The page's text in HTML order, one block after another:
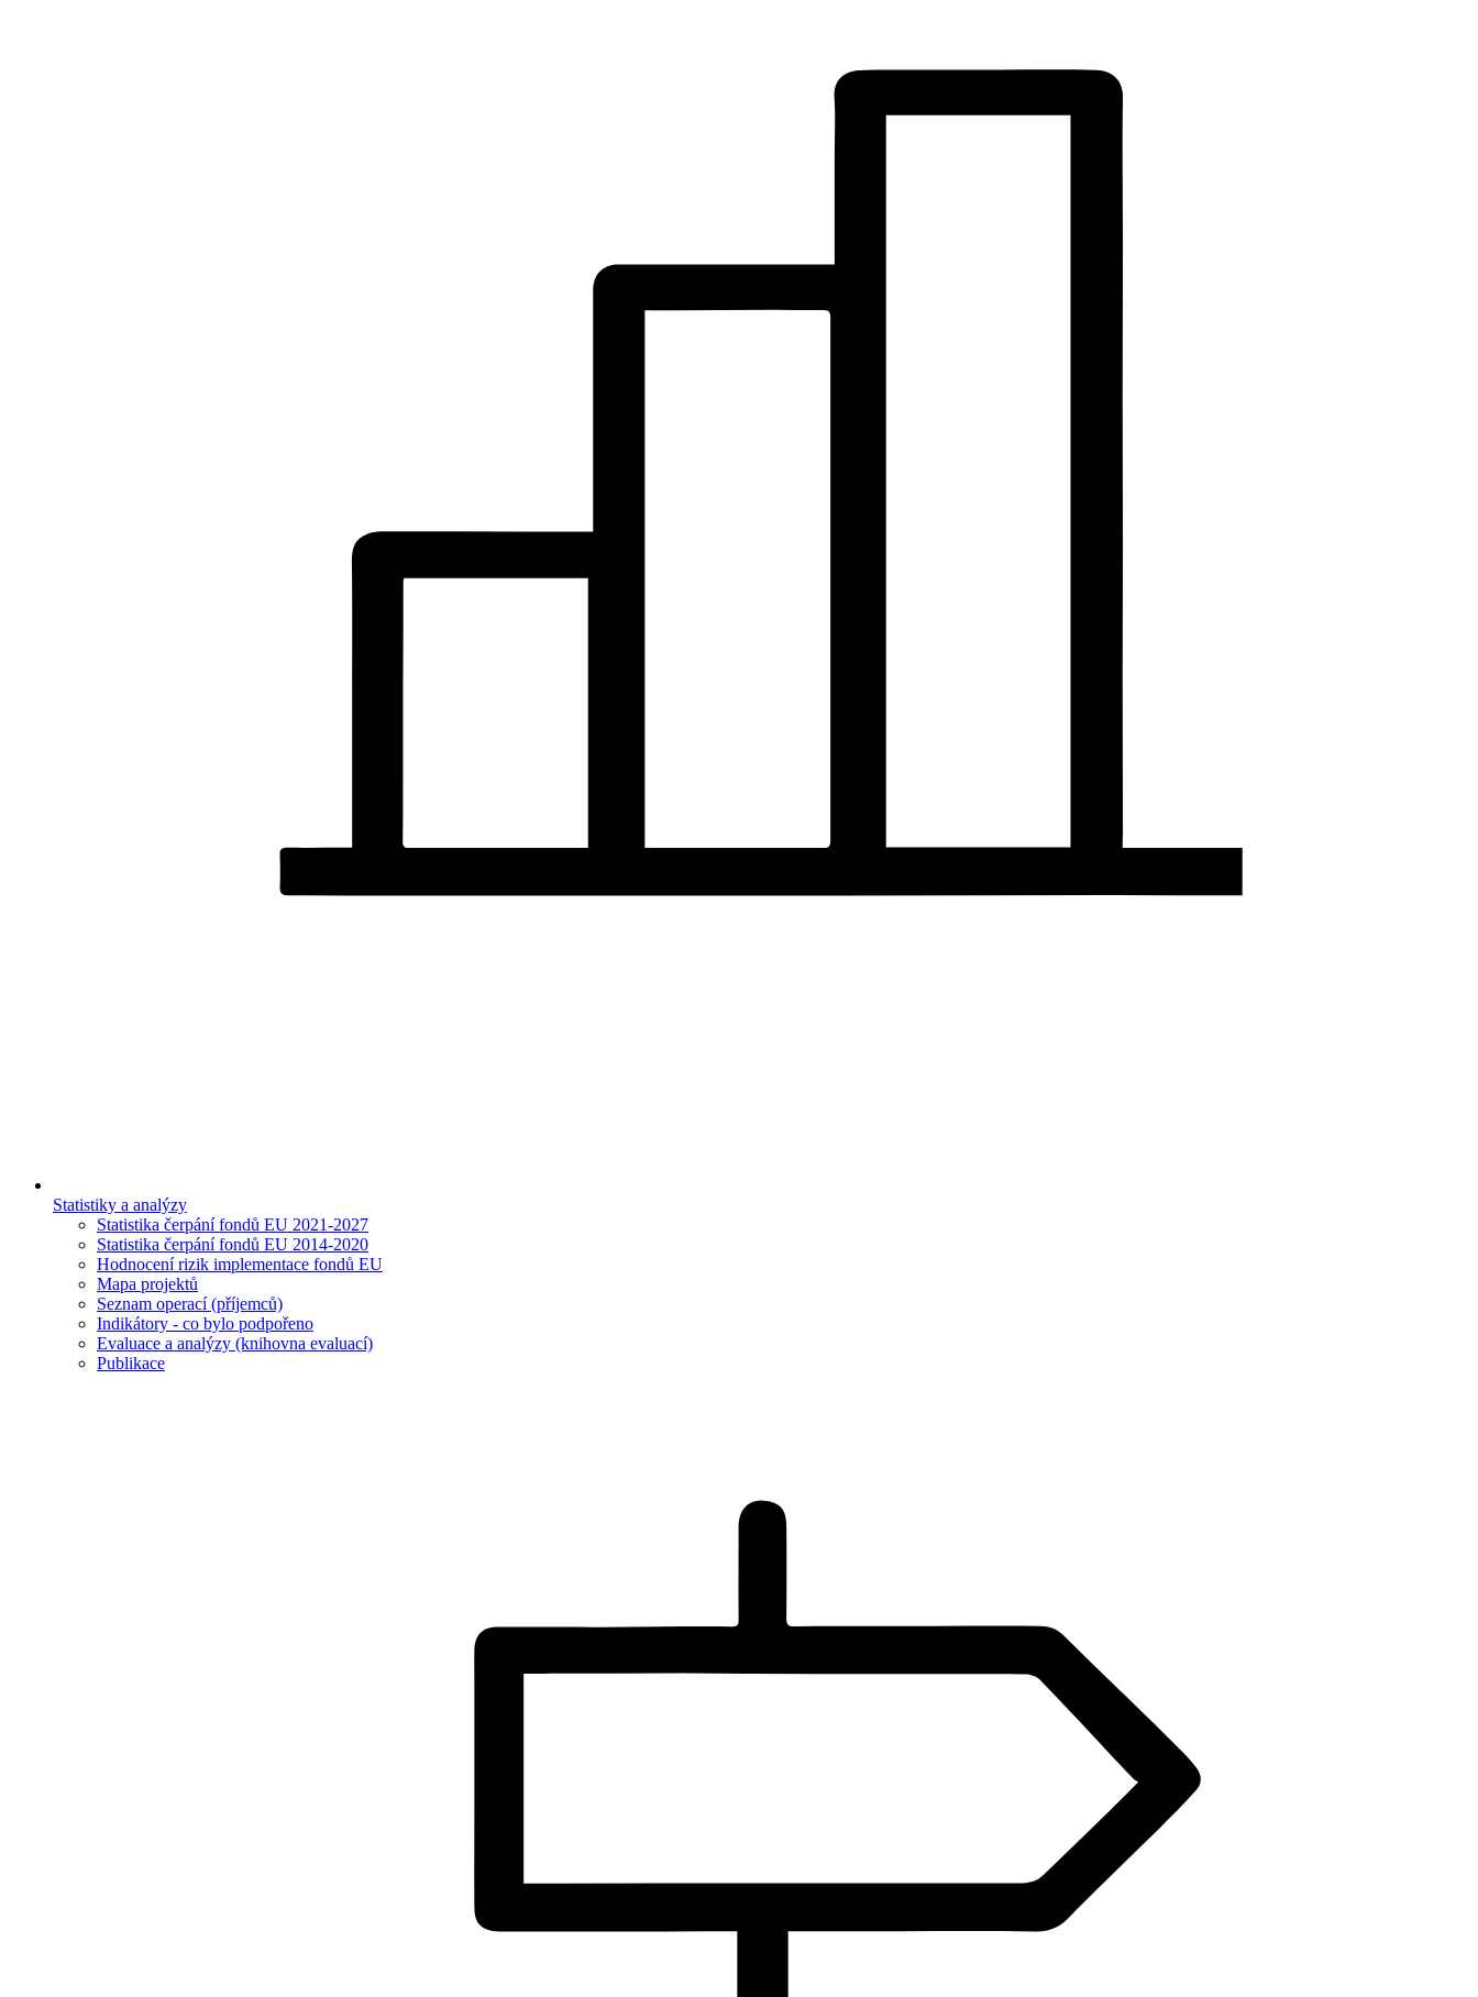
Statistiky a analýzy
Statistika čerpání fondů EU 2021-2027
Statistika čerpání fondů EU 2014-2020
Hodnocení rizik implementace fondů EU
Mapa projektů
Seznam operací (příjemců)
Indikátory - co bylo podpořeno
Evaluace a analýzy (knihovna evaluací)
Publikace